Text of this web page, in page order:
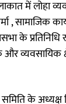
में लोहा
, सामाजिक
के
व्यवसायिक
समिति के